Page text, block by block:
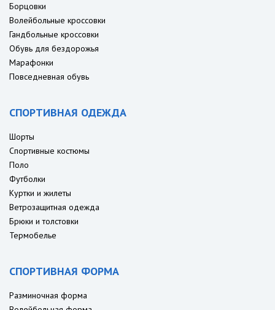
Борцовки
Волейбольные кроссовки
Гандбольные кроссовки
Обувь для бездорожья
Марафонки
Повседневная обувь
СПОРТИВНАЯ ОДЕЖДА
Шорты
Спортивные костюмы
Поло
Футболки
Куртки и жилеты
Ветрозащитная одежда
Брюки и толстовки
Термобелье
СПОРТИВНАЯ ФОРМА
Разминочная форма